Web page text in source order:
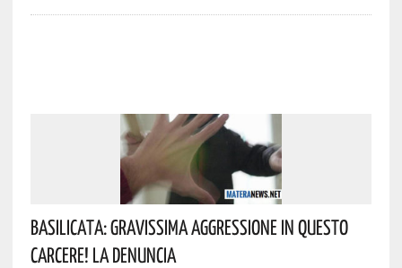
Basilicata: Gravissima Aggressione In Questo
Carcere! La Denuncia